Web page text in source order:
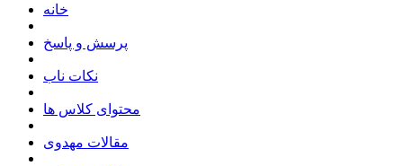
خانه
پرسش و پاسخ
نکات ناب
محتوای کلاس ها
مقالات مهدوی